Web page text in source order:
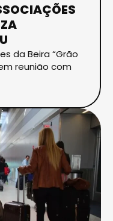
da Beira “Grão
reunião com